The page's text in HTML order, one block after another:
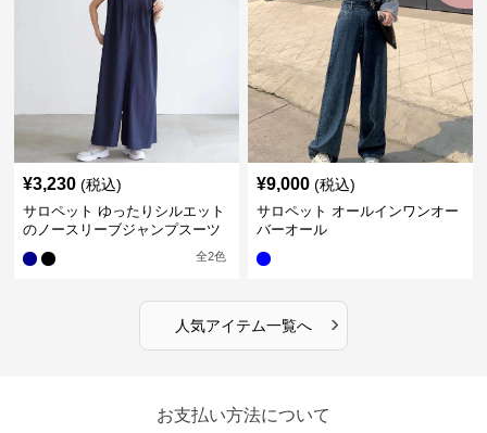
¥3,230 (税込)
サロペット ゆったりシルエット
のノースリーブジャンプスーツ
全2色
¥9,000 (税込)
サロペット オールインワンオー
バーオール
人気アイテム一覧へ ›
お支払い方法について